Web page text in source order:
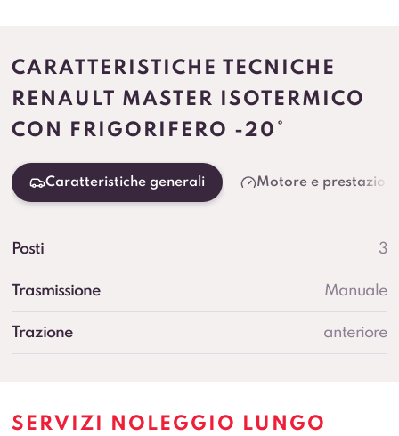
CARATTERISTICHE TECNICHE
RENAULT MASTER ISOTERMICO
CON FRIGORIFERO -20°
Caratteristiche generali Motore e prestazioni
Posti 3
Trasmissione Manuale
Trazione anteriore
SERVIZI NOLEGGIO LUNGO